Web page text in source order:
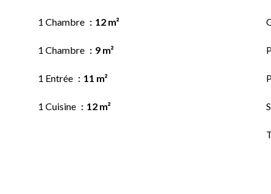
1 Chambre 12 m²
1 Chambre 9 m²
1 Entrée 11 m²
1 Cuisine 12 m²